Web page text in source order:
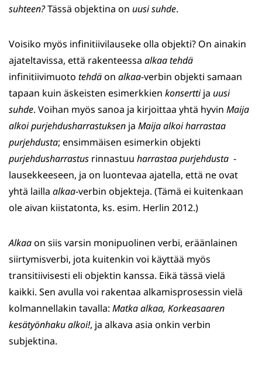
suhteen?Tässä objektina on uusi suhde.
Voisiko myös infinitiivilauseke olla objekti? On ainakin
ajateltavissa, että rakenteessa alkaa tehdä
infinitiivimuoto tehdäon alkaa-verbin objekti samaan
tapaan kuin äskeisten esimerkkien konserttija uusi
suhde. Voihan myös sanoa ja kirjoittaa yhtä hyvin Maija
alkoi purjehdusharrastuksen ja Maija alkoi harrastaa
purjehdusta; ensimmäisen esimerkin objekti
purjehdusharrastus rinnastuu harrastaa purjehdusta -
lausekkeeseen, ja on luontevaa ajatella, että ne ovat
yhtä lailla alkaa-verbin objekteja. (Tämä ei kuitenkaan
ole aivan kiistatonta, ks. esim. Herlin 2012.)
Alkaaon siis varsin monipuolinen verbi, eräänlainen
siirtymisverbi, jota kuitenkin voi käyttää myös
transitiivisesti eli objektin kanssa. Eikä tässä vielä
kaikki. Sen avulla voi rakentaa alkamisprosessin vielä
kolmannellakin tavalla: Matka alkaa, Korkeasaaren
kesätyönhaku alkoi!, ja alkava asia onkin verbin
subjektina.